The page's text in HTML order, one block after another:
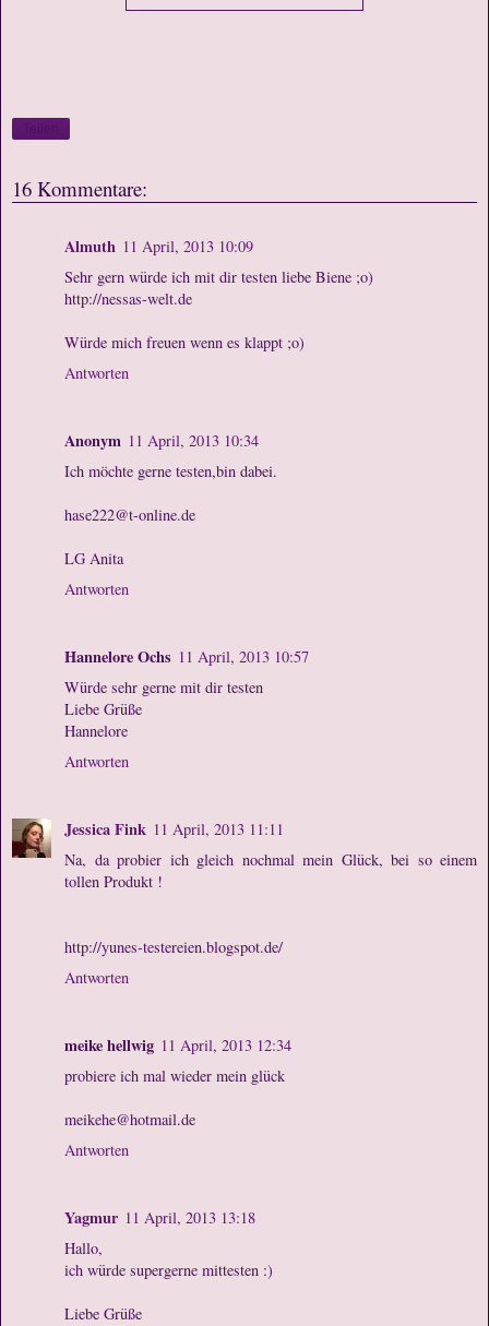
16 Kommentare:
Almuth 11 April, 2013 10:09
Sehr gern würde ich mit dir testen liebe Biene ;o)
http://nessas-welt.de
Würde mich freuen wenn es klappt ;o)
Antworten
Anonym 11 April, 2013 10:34
Ich möchte gerne testen,bin dabei.
hase222@t-online.de
LG Anita
Antworten
Hannelore Ochs 11 April, 2013 10:57
Würde sehr gerne mit dir testen
Liebe Grüße
Hannelore
Antworten
Jessica Fink 11 April, 2013 11:11
Na, da probier ich gleich nochmal mein Glück, bei so einem
tollen Produkt !
http://yunes-testereien.blogspot.de/
Antworten
meike hellwig 11 April, 2013 12:34
probiere ich mal wieder mein glück
meikehe@hotmail.de
Antworten
Yagmur 11 April, 2013 13:18
Hallo,
ich würde supergerne mittesten :)
Liebe Grüße